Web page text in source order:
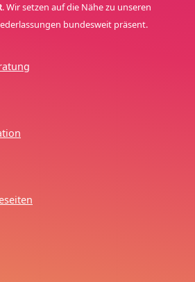
. Wir setzen auf die Nähe zu unseren
bundesweit präsent.